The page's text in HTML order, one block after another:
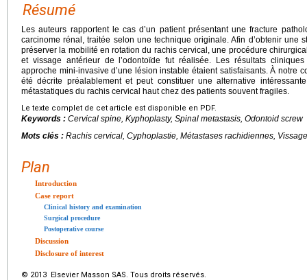
Résumé
Les auteurs rapportent le cas d’un patient présentant une fracture
carcinome rénal, traitée selon une technique originale. Afin d’obtenir une
préserver la mobilité en rotation du rachis cervical, une procédure
et vissage antérieur de l’odontoïde fut réalisée. Les résultats
approche mini-invasive d’une lésion instable étaient satisfaisants. À notre
été décrite préalablement et peut constituer une alternative
métastatiques du rachis cervical haut chez des patients souvent fragiles.
Le texte complet de cet article est disponible en PDF.
Keywords : Cervical spine, Kyphoplasty, Spinal metastasis, Odontoid screw
Mots clés : Rachis cervical, Cyphoplastie, Métastases rachidiennes,
Plan
Introduction
Case report
Clinical history and examination
Surgical procedure
Postoperative course
Discussion
Disclosure of interest
© 2013 Elsevier Masson SAS. Tous droits réservés.